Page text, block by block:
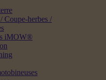
Coupe-herbes /
iMOW®